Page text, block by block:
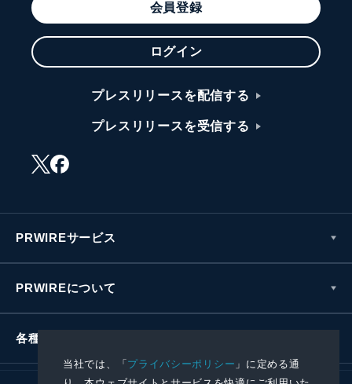
当社では、「プライバシーポリシー 」に定める通
会員登録
ログイン
プレスリリースを配信する
プレスリリースを受信する
PRWIREサービス
PRWIREについて
各種お問い合わせ